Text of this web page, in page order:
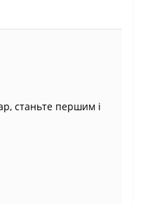
станьте першим і